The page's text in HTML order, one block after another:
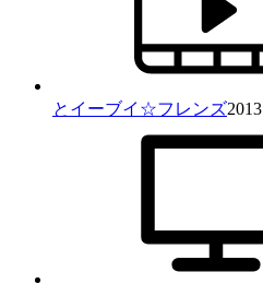
とイーブイ☆フレンズ2013